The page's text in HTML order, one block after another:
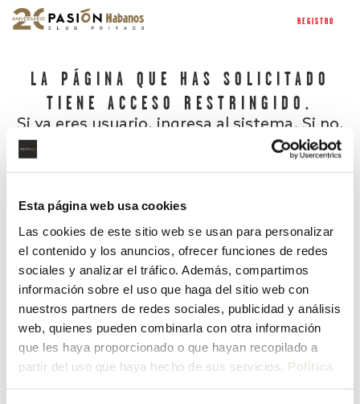
Esta página web usa cookies
Las cookies de este sitio web se usan para personalizar
el contenido y los anuncios, ofrecer funciones de redes
sociales y analizar el tráfico. Además, compartimos
información sobre el uso que haga del sitio web con
nuestros partners de redes sociales, publicidad y análisis
web, quienes pueden combinarla con otra información
que les haya proporcionado o que hayan recopilado a
partir del uso que haya hecho de sus servicios. Política
REGISTRO
LA PÁGINA QUE HAS SOLICITADO
TIENE ACCESO RESTRINGIDO.
Si ya eres usuario, ingresa al sistema. Si no,
¿Has olvidado tu contraseña?